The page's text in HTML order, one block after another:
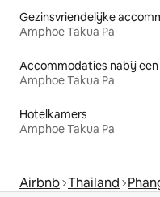
Amphoe Takua Pa
Amphoe Takua Pa
Hotelkamers
Amphoe Takua Pa
Airbnb Thailand